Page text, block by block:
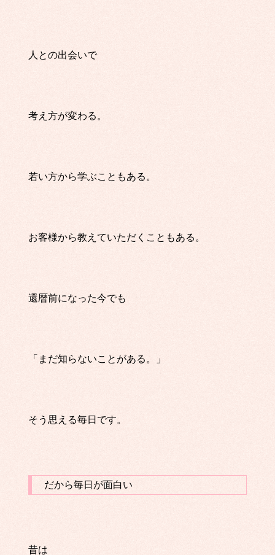
人との出会いで
考え方が変わる。
若い方から学ぶこともある。
お客様から教えていただくこともある。
還暦前になった今でも
「まだ知らないことがある。」
そう思える毎日です。
だから毎日が面白い
昔は